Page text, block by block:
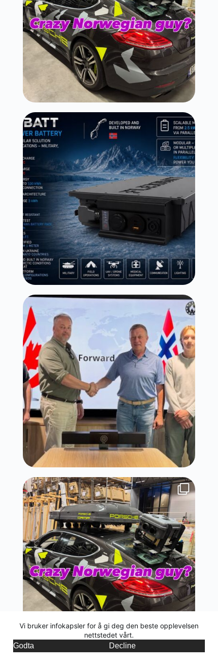
Vi bruker infokapsler for å gi deg den beste opplevelsen
nettstedet vårt.
Godta
Decline